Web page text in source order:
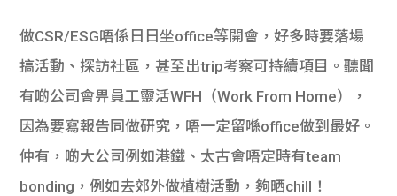
做CSR/ESG唔係日日坐office等開會，好多時要落場
搞活動、探訪社區，甚至出trip考察可持續項目。聽聞
有啲公司會畀員工靈活WFH（Work From Home），
因為要寫報告同做研究，唔一定留喺office做到最好。
仲有，啲大公司例如港鐵、太古會唔定時有team
bonding，例如去郊外做植樹活動，夠晒chill！